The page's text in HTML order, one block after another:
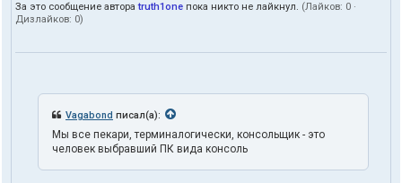
За это сообщение автораtruth1one пока никто не лайкнул. (Лайков: 0 ·
Дизлайков: 0)
Vagabond писал(а):
Мы все пекари, терминалогически, консольщик - это
человек выбравший ПК вида консоль